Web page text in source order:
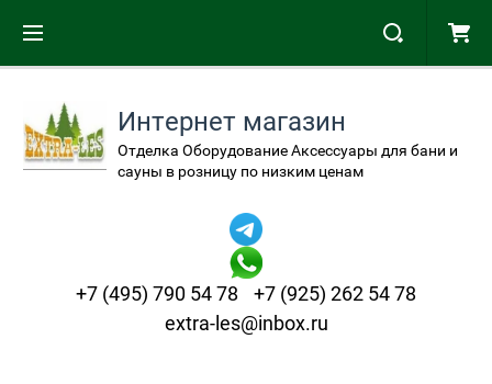
Интернет магазин
Отделка Оборудование Аксессуары для бани и
сауны в розницу по низким ценам
+7 (495) 790 54 78
+7 (925) 262 54 78
extra-les@inbox.ru